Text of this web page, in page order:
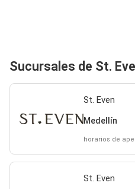
Sucursales de St.
St. Even
Medellín
horarios de
St. Even